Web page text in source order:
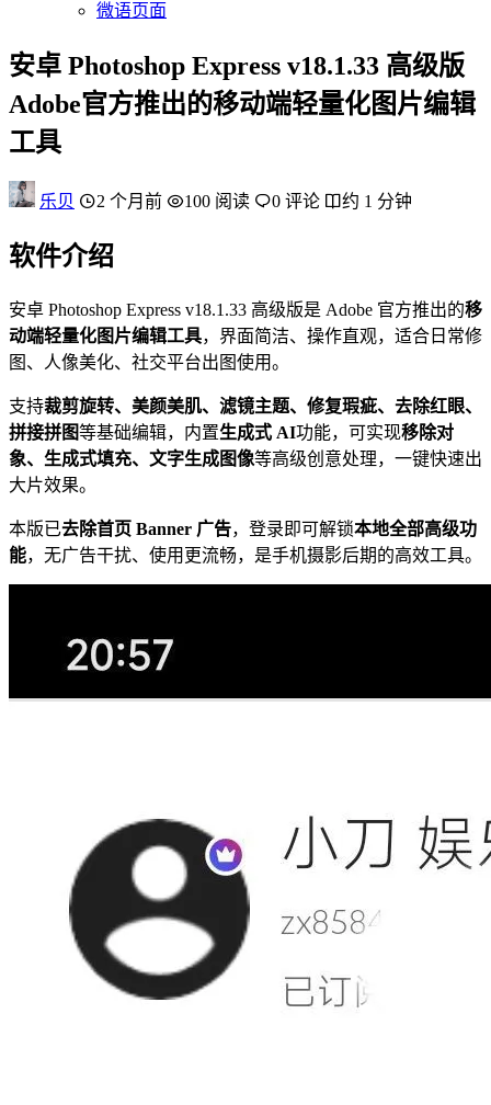
微语页面
安卓 Photoshop Express v18.1.33 高级版
Adobe官方推出的移动端轻量化图片编辑
工具
乐贝 2 个月前 100 阅读 0 评论 约 1 分钟
软件介绍
安卓 Photoshop Express v18.1.33 高级版是 Adobe 官方推出的移
动端轻量化图片编辑工具，界面简洁、操作直观，适合日常修
图、人像美化、社交平台出图使用。
支持裁剪旋转、美颜美肌、滤镜主题、修复瑕疵、去除红眼、
拼接拼图等基础编辑，内置生成式 AI功能，可实现移除对
象、生成式填充、文字生成图像等高级创意处理，一键快速出
大片效果。
本版已去除首页 Banner 广告，登录即可解锁本地全部高级功
能，无广告干扰、使用更流畅，是手机摄影后期的高效工具。